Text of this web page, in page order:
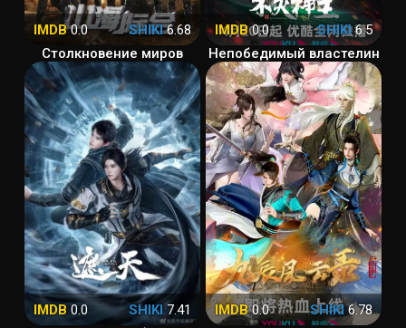
IMDB0.0 SHIKI6.68
Столкновение миров
IMDB0.0 SHIKI6.5
Непобедимый властелин
IMDB 0.0 SHIKI7.41
IMDB0.0 SHIKI6.78